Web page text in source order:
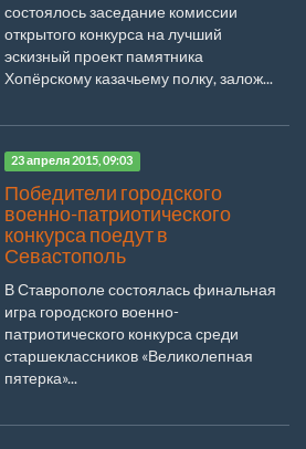
состоялось заседание комиссии
открытого конкурса на лучший
эскизный проект памятника
Хопёрскому казачьему полку, залож...
23 апреля 2015, 09:03
Победители городского
военно-патриотического
конкурса поедут в
Севастополь
В Ставрополе состоялась финальная
игра городского военно-
патриотического конкурса среди
старшеклассников «Великолепная
пятерка»...